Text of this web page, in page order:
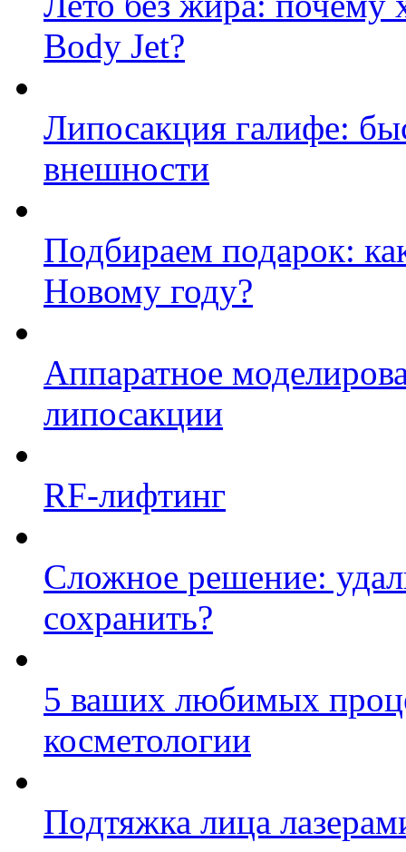
Body Jet?
Липосакция галифе:
внешности
Подбираем подарок:
Новому году?
Аппаратное
липосакции
RF-лифтинг
Сложное решение:
сохранить?
5 ваших любимых
косметологии
Подтяжка лица